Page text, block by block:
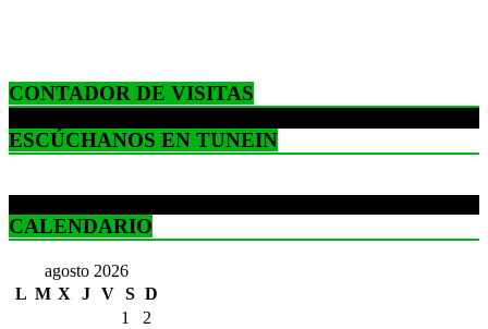
CONTADOR DE VISITAS
ESCÚCHANOS EN TUNEIN
CALENDARIO
agosto 2026
L M X J V S D
1
2